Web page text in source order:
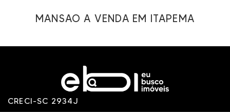
MANSAO A VENDA EM ITAPEMA
CRECI-SC 2934J